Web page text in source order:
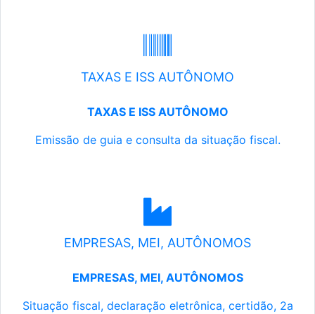
TAXAS E ISS AUTÔNOMO
TAXAS E ISS AUTÔNOMO
Emissão de guia e consulta da situação fiscal.
EMPRESAS, MEI, AUTÔNOMOS
EMPRESAS, MEI, AUTÔNOMOS
Situação fiscal, declaração eletrônica, certidão, 2a